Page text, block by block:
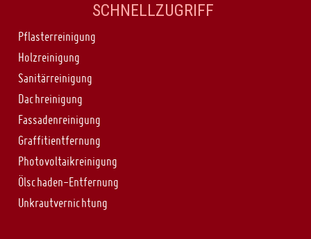
SCHNELLZUGRIFF
Pflasterreinigung
Holzreinigung
Sanitärreinigung
Dachreinigung
Fassadenreinigung
Graffitientfernung
Photovoltaikreinigung
Ölschaden-Entfernung
Unkrautvernichtung